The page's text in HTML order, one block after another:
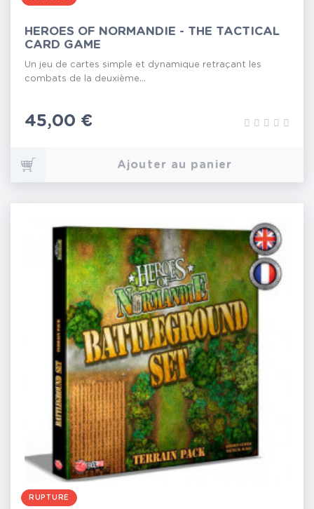
HEROES OF NORMANDIE - THE TACTICAL
CARD GAME
Un jeu de cartes simple et dynamique retraçant les
combats de la deuxième...
Prix
45,00 €
Ajouter au panier
RUPTURE